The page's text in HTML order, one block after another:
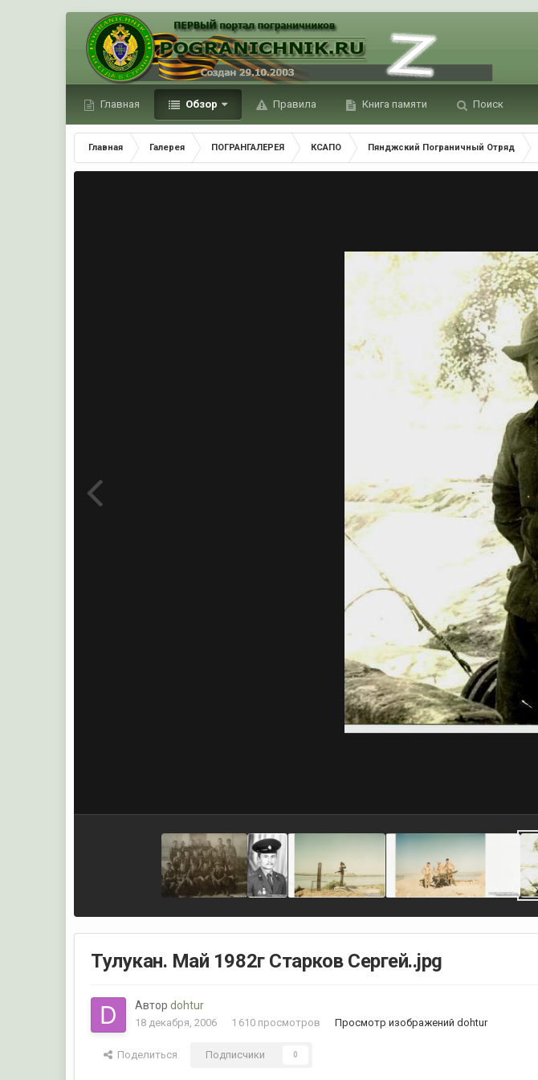
Главная Обзор Правила Книга памяти Поиск
Главная Галерея ПОГРАНГАЛЕРЕЯ КСАПО Пянджский Пограничный Отряд
Тулукан. Май 1982г Старков Сергей..jpg
Авторdohtur
18 декабря, 2006 1 610 просмотров Просмотр изображений dohtur
Поделиться Подписчики 0